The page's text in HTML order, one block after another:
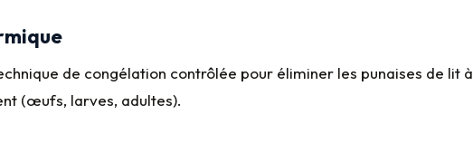
de congélation contrôlée pour éliminer les punaises de lit à
(œufs, larves, adultes).